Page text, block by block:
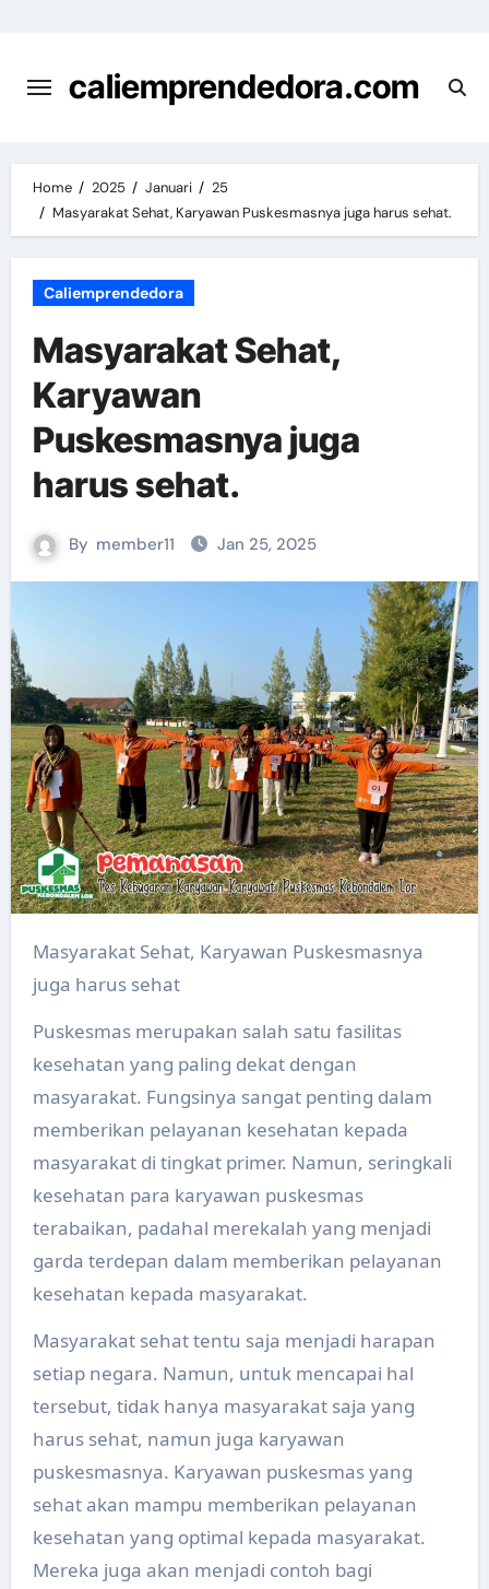
content
caliemprendedora.com
Home 2025 Januari
25
Masyarakat Sehat, Karyawan Puskesmasnya juga harus sehat.
Caliemprendedora
Masyarakat Sehat,
Karyawan
Puskesmasnya juga
harus sehat.
By member11 Jan 25, 2025
Masyarakat Sehat, Karyawan Puskesmasnya
juga harus sehat
Puskesmas merupakan salah satu fasilitas
kesehatan yang paling dekat dengan
masyarakat. Fungsinya sangat penting dalam
memberikan pelayanan kesehatan kepada
masyarakat di tingkat primer. Namun, seringkali
kesehatan para karyawan puskesmas
terabaikan, padahal merekalah yang menjadi
garda terdepan dalam memberikan pelayanan
kesehatan kepada masyarakat.
Masyarakat sehat tentu saja menjadi harapan
setiap negara. Namun, untuk mencapai hal
tersebut, tidak hanya masyarakat saja yang
harus sehat, namun juga karyawan
puskesmasnya. Karyawan puskesmas yang
sehat akan mampu memberikan pelayanan
kesehatan yang optimal kepada masyarakat.
Mereka juga akan menjadi contoh bagi